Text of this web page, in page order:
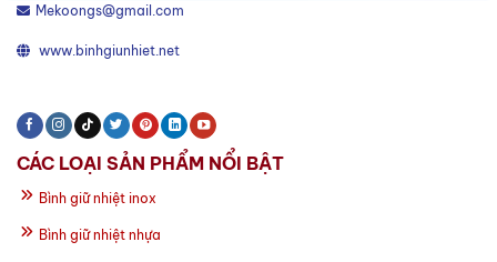
Mekoongs@gmail.com
www.binhgiunhiet.net
CÁC LOẠI SẢN PHẨM NỔI BẬT
Bình giữ nhiệt inox
Bình giữ nhiệt nhựa